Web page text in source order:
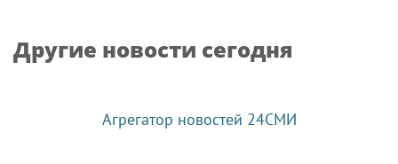
Другие новости сегодня
Агрегатор новостей 24СМИ